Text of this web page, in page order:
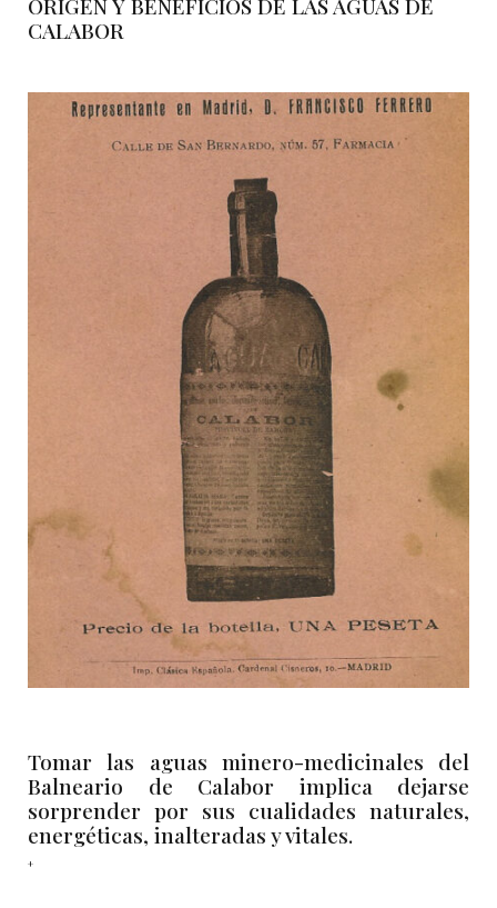
CALABOR
Tomar las aguas minero-medicinales del
Balneario de Calabor implica dejarse
sorprender por sus cualidades naturales,
energéticas, inalteradas y vitales.
+